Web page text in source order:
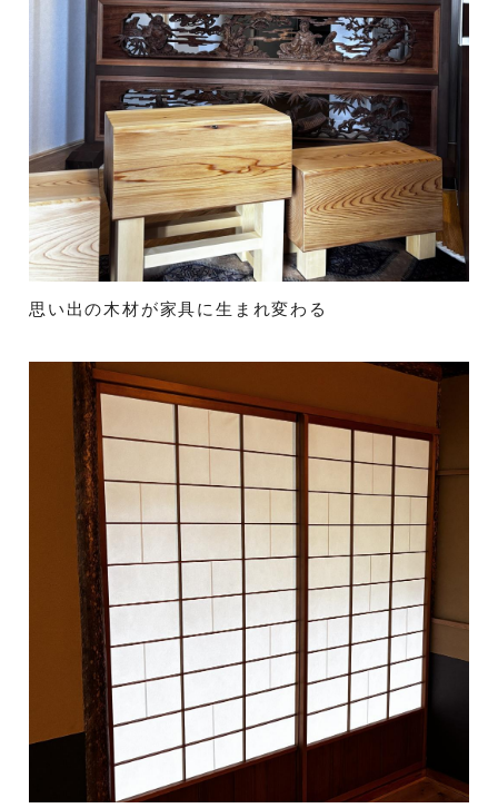
思い出の木材が家具に生まれ変わる